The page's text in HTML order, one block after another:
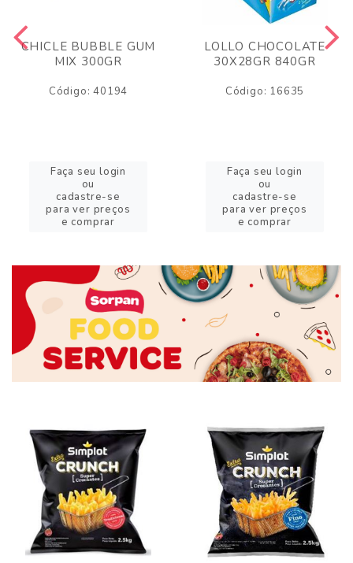
CHICLE BUBBLE GUM
MIX 300GR
Código: 40194
Faça seu login
ou
cadastre-se
para ver preços
e comprar
LOLLO CHOCOLATE
30X28GR 840GR
Código: 16635
Faça seu login
ou
cadastre-se
para ver preços
e comprar